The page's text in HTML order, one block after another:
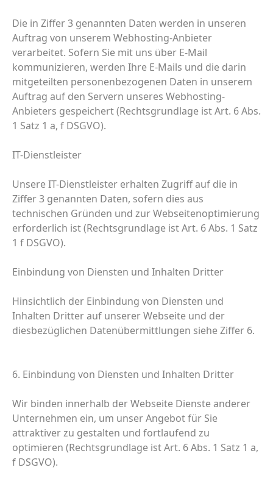
Die in Ziffer 3 genannten Daten werden in unseren
Auftrag von unserem Webhosting-Anbieter
verarbeitet. Sofern Sie mit uns über E-Mail
kommunizieren, werden Ihre E-Mails und die darin
mitgeteilten personenbezogenen Daten in unserem
Auftrag auf den Servern unseres Webhosting-
Anbieters gespeichert (Rechtsgrundlage ist Art. 6 Abs.
1 Satz 1 a, f DSGVO).
IT-Dienstleister
Unsere IT-Dienstleister erhalten Zugriff auf die in
Ziffer 3 genannten Daten, sofern dies aus
technischen Gründen und zur Webseitenoptimierung
erforderlich ist (Rechtsgrundlage ist Art. 6 Abs. 1 Satz
1 f DSGVO).
Einbindung von Diensten und Inhalten Dritter
Hinsichtlich der Einbindung von Diensten und
Inhalten Dritter auf unserer Webseite und der
diesbezüglichen Datenübermittlungen siehe Ziffer 6.
6. Einbindung von Diensten und Inhalten Dritter
Wir binden innerhalb der Webseite Dienste anderer
Unternehmen ein, um unser Angebot für Sie
attraktiver zu gestalten und fortlaufend zu
optimieren (Rechtsgrundlage ist Art. 6 Abs. 1 Satz 1 a,
f DSGVO).